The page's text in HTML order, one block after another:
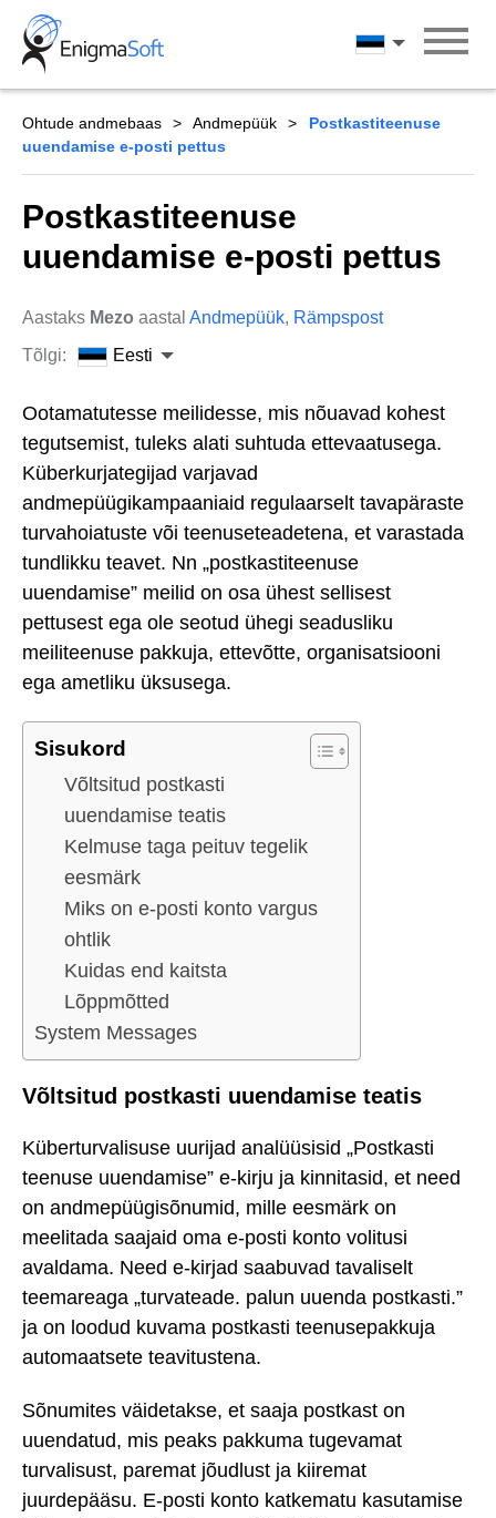
Skip
content
Eesti
Ohtude andmebaas Andmepüük
Postkastiteenuse
uuendamise e-posti pettus
Postkastiteenuse
uuendamise e-posti pettus
Aastaks Mezo aastal Andmepüük, Rämpspost
Tõlgi:
Eesti
Ootamatutesse meilidesse, mis nõuavad kohest
tegutsemist, tuleks alati suhtuda ettevaatusega.
Küberkurjategijad varjavad
andmepüügikampaaniaid regulaarselt tavapäraste
turvahoiatuste või teenuseteadetena, et varastada
tundlikku teavet. Nn „postkastiteenuse
uuendamise” meilid on osa ühest sellisest
pettusest ega ole seotud ühegi seadusliku
meiliteenuse pakkuja, ettevõtte, organisatsiooni
ega ametliku üksusega.
Sisukord
Võltsitud postkasti
uuendamise teatis
Kelmuse taga peituv tegelik
eesmärk
Miks on e-posti konto vargus
ohtlik
Kuidas end kaitsta
Lõppmõtted
System Messages
Võltsitud postkasti uuendamise teatis
Küberturvalisuse uurijad analüüsisid „Postkasti
teenuse uuendamise” e-kirju ja kinnitasid, et need
on andmepüügisõnumid, mille eesmärk on
meelitada saajaid oma e-posti konto volitusi
avaldama. Need e-kirjad saabuvad tavaliselt
teemareaga „turvateade. palun uuenda postkasti.”
ja on loodud kuvama postkasti teenusepakkuja
automaatsete teavitustena.
Sõnumites väidetakse, et saaja postkast on
uuendatud, mis peaks pakkuma tugevamat
turvalisust, paremat jõudlust ja kiiremat
juurdepääsu. E-posti konto katkematu kasutamise